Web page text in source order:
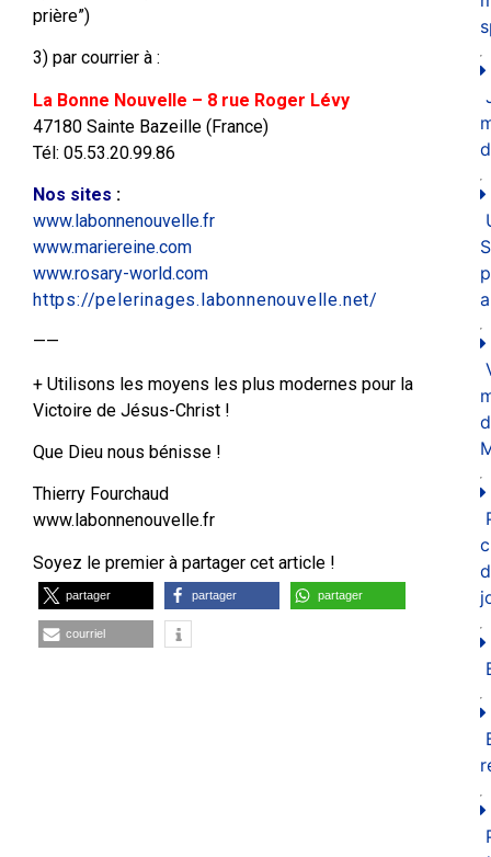
prière”)
3) par courrier à :
La Bonne Nouvelle – 8 rue Roger Lévy
47180 Sainte Bazeille (France)
Tél: 05.53.20.99.86
Nos sites :
www.labonnenouvelle.fr
www.mariereine.com
www.rosary-world.com
https://pelerinages.labonnenouvelle.net/
——
+ Utilisons les moyens les plus modernes pour la
Victoire de Jésus-Christ !
Que Dieu nous bénisse !
Thierry Fourchaud
www.labonnenouvelle.fr
Soyez le premier à partager cet article !
partager partager partager
courriel